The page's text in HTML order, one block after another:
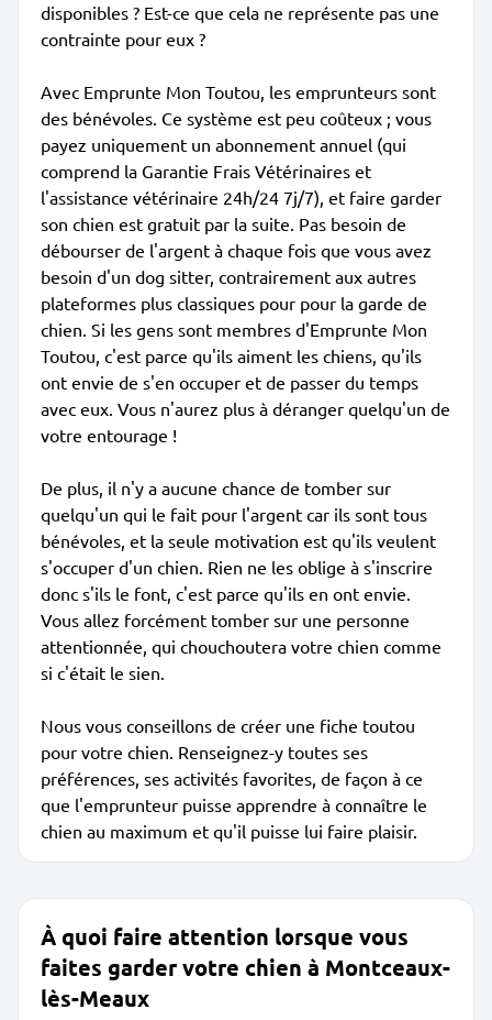
disponibles ? Est-ce que cela ne représente pas une
contrainte pour eux ?
Avec Emprunte Mon Toutou, les emprunteurs sont
des bénévoles. Ce système est peu coûteux ; vous
payez uniquement un abonnement annuel (qui
comprend la Garantie Frais Vétérinaires et
l'assistance vétérinaire 24h/24 7j/7), et faire garder
son chien est gratuit par la suite. Pas besoin de
débourser de l'argent à chaque fois que vous avez
besoin d'un dog sitter, contrairement aux autres
plateformes plus classiques pour pour la garde de
chien. Si les gens sont membres d'Emprunte Mon
Toutou, c'est parce qu'ils aiment les chiens, qu'ils
ont envie de s'en occuper et de passer du temps
avec eux. Vous n'aurez plus à déranger quelqu'un de
votre entourage !
De plus, il n'y a aucune chance de tomber sur
quelqu'un qui le fait pour l'argent car ils sont tous
bénévoles, et la seule motivation est qu'ils veulent
s'occuper d'un chien. Rien ne les oblige à s'inscrire
donc s'ils le font, c'est parce qu'ils en ont envie.
Vous allez forcément tomber sur une personne
attentionnée, qui chouchoutera votre chien comme
si c'était le sien.
Nous vous conseillons de créer une fiche toutou
pour votre chien. Renseignez-y toutes ses
préférences, ses activités favorites, de façon à ce
que l'emprunteur puisse apprendre à connaître le
chien au maximum et qu'il puisse lui faire plaisir.
À quoi faire attention lorsque vous
faites garder votre chien à Montceaux-
lès-Meaux